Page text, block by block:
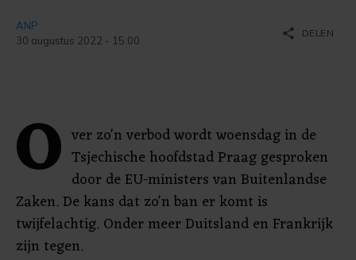
ANP
30 augustus 2022 - 15:00
share DELEN
O ver zo'n verbod wordt woensdag in de
Tsjechische hoofdstad Praag gesproken
door de EU-ministers van Buitenlandse
Zaken. De kans dat zo'n ban er komt is
twijfelachtig. Onder meer Duitsland en Frankrijk
zijn tegen.